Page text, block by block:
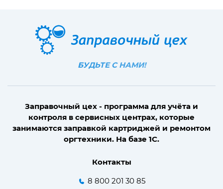
БУДЬТЕ С НАМИ!
Заправочный цех - программа для учёта и
контроля в сервисных центрах, которые
занимаются заправкой картриджей и ремонтом
оргтехники. На базе 1С.
Контакты
8 800 201 30 85